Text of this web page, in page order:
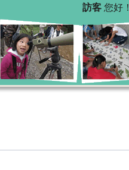
訪客 您好！